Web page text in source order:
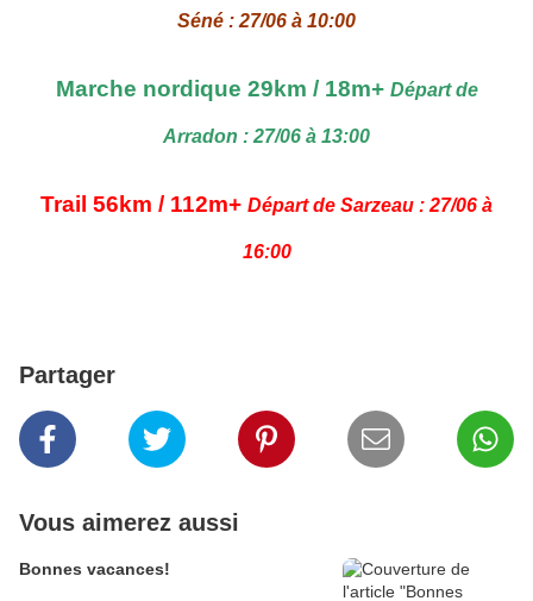
Séné : 27/06 à 10:00
Marche nordique 29km / 18m+ Départ de
Arradon : 27/06 à 13:00
Trail 56km / 112m+ Départ de Sarzeau : 27/06 à
16:00
Partager
Vous aimerez aussi
Bonnes vacances!